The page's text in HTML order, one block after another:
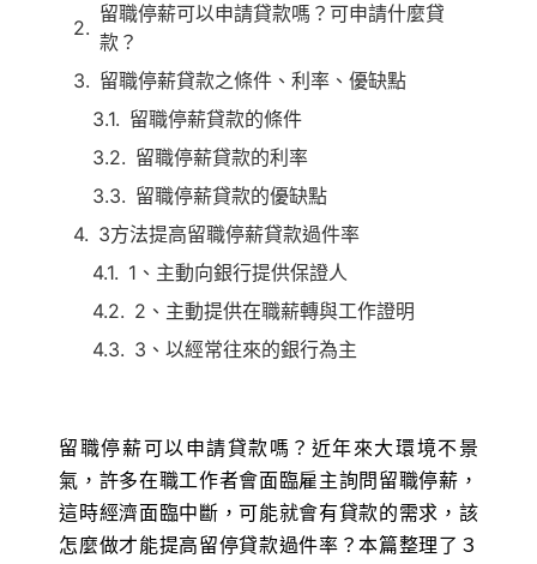
留職停薪可以申請貸款嗎？可申請什麼貸
款？
留職停薪貸款之條件、利率、優缺點
留職停薪貸款的條件
留職停薪貸款的利率
留職停薪貸款的優缺點
3方法提高留職停薪貸款過件率
1、主動向銀行提供保證人
2、主動提供在職薪轉與工作證明
3、以經常往來的銀行為主
留職停薪可以申請貸款嗎？近年來大環境不景
氣，許多在職工作者會面臨雇主詢問留職停薪，
這時經濟面臨中斷，可能就會有貸款的需求，該
怎麼做才能提高留停貸款過件率？本篇整理了３